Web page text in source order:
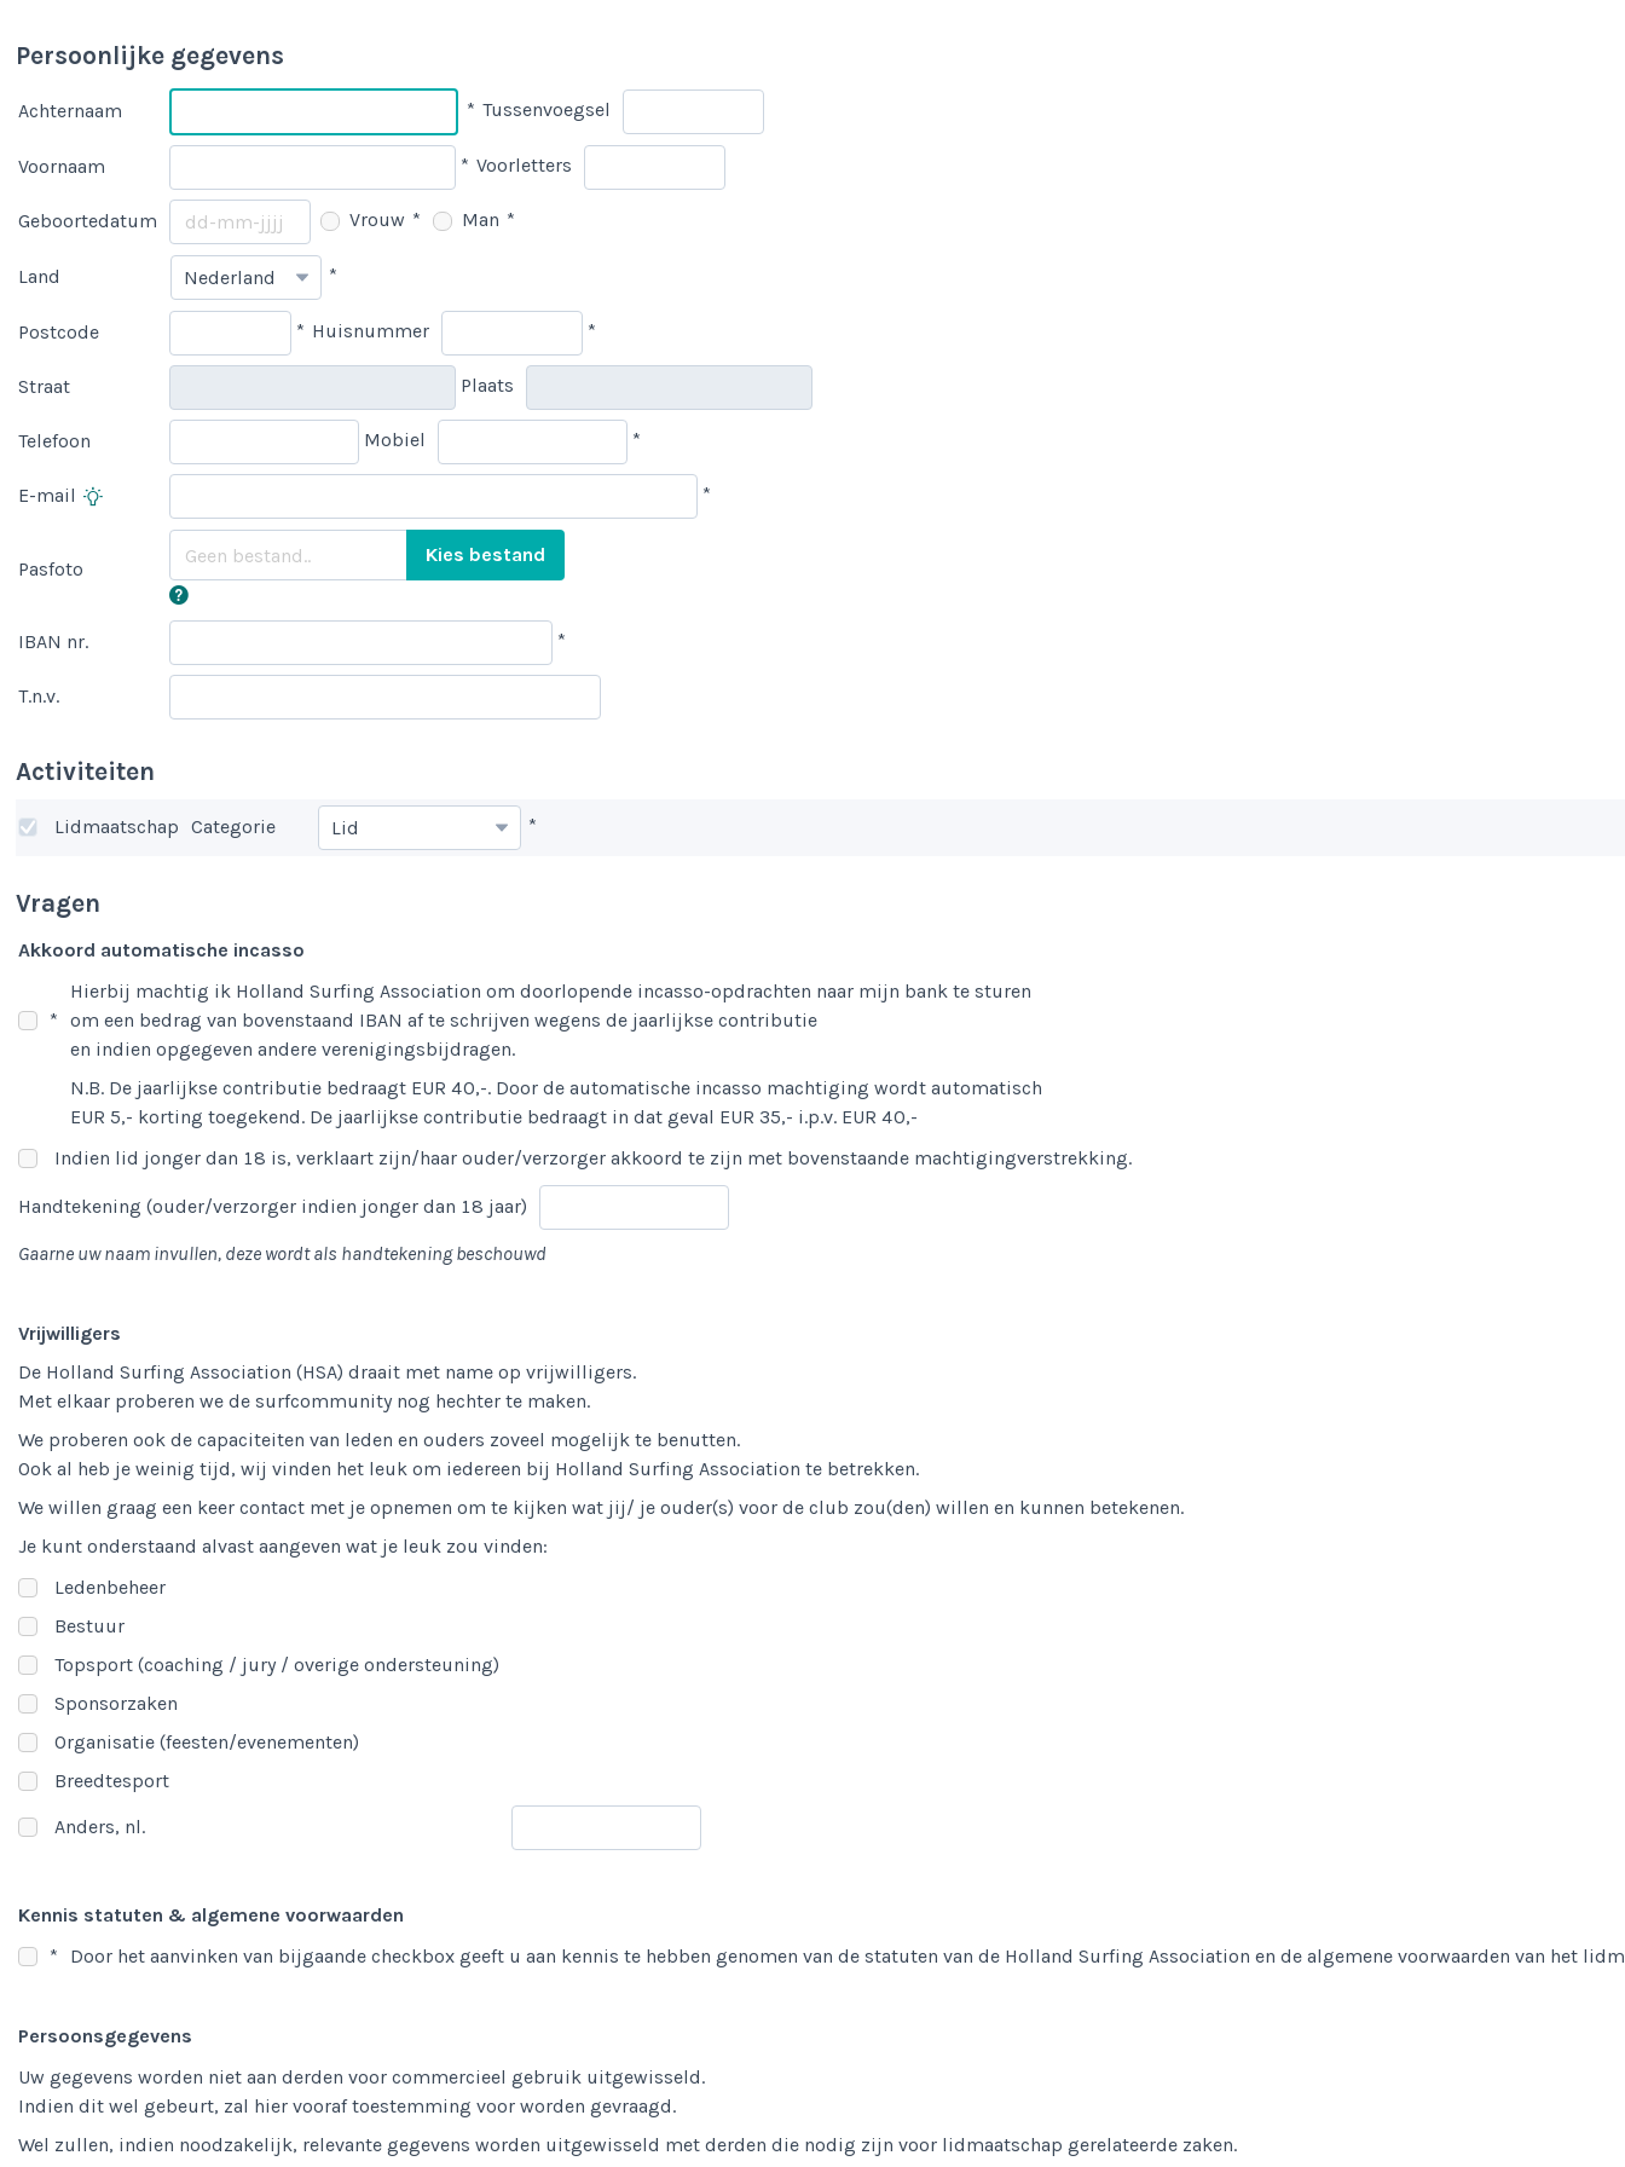
Persoonlijke gegevens
Achternaam * Tussenvoegsel
Voornaam * Voorletters
Geboortedatum Vrouw * Man *
Land *
Postcode * Huisnummer *
Straat Plaats
Telefoon Mobiel *
E-mail *
Pasfoto
Kies bestand
IBAN nr. *
T.n.v.
Activiteiten
Lidmaatschap Categorie *
Vragen
Akkoord automatische incasso
*
Hierbij machtig ik Holland Surfing Association om doorlopende incasso-opdrachten naar mijn bank te sturen
om een bedrag van bovenstaand IBAN af te schrijven wegens de jaarlijkse contributie
en indien opgegeven andere verenigingsbijdragen.
N.B. De jaarlijkse contributie bedraagt EUR 40,-. Door de automatische incasso machtiging wordt automatisch
EUR 5,- korting toegekend. De jaarlijkse contributie bedraagt in dat geval EUR 35,- i.p.v. EUR 40,-
Indien lid jonger dan 18 is, verklaart zijn/haar ouder/verzorger akkoord te zijn met bovenstaande machtigingverstrekking.
Handtekening (ouder/verzorger indien jonger dan 18 jaar)
Gaarne uw naam invullen, deze wordt als handtekening beschouwd
Vrijwilligers
De Holland Surfing Association (HSA) draait met name op vrijwilligers.
Met elkaar proberen we de surfcommunity nog hechter te maken.
We proberen ook de capaciteiten van leden en ouders zoveel mogelijk te benutten.
Ook al heb je weinig tijd, wij vinden het leuk om iedereen bij Holland Surfing Association te betrekken.
We willen graag een keer contact met je opnemen om te kijken wat jij/ je ouder(s) voor de club zou(den) willen en kunnen betekenen.
Je kunt onderstaand alvast aangeven wat je leuk zou vinden:
Ledenbeheer
Bestuur
Topsport (coaching / jury / overige ondersteuning)
Sponsorzaken
Organisatie (feesten/evenementen)
Breedtesport
Anders, nl.
Kennis statuten & algemene voorwaarden
*
Door het aanvinken van bijgaande checkbox geeft u aan kennis te hebben genomen van de statuten van de Holland Surfing Association en de algemene voorwaarden van het
Persoonsgegevens
Uw gegevens worden niet aan derden voor commercieel gebruik uitgewisseld.
Indien dit wel gebeurt, zal hier vooraf toestemming voor worden gevraagd.
Wel zullen, indien noodzakelijk, relevante gegevens worden uitgewisseld met derden die nodig zijn voor lidmaatschap gerelateerde zaken.